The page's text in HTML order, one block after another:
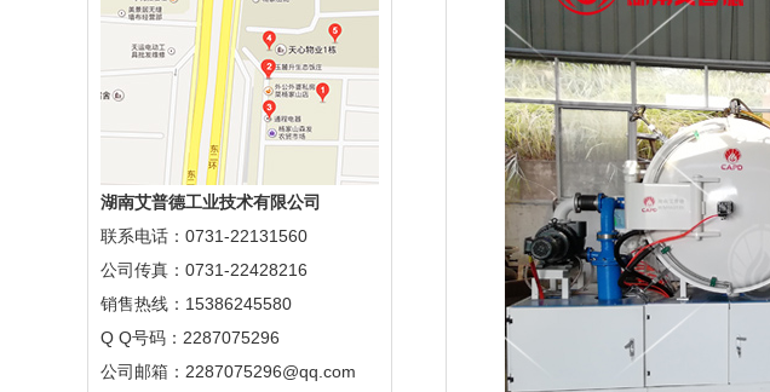
湖南艾普德工业技术有限公司
联系电话：0731-22131560
公司传真：0731-22428216
销售热线：15386245580
Q Q号码：2287075296
公司邮箱：2287075296@qq.com